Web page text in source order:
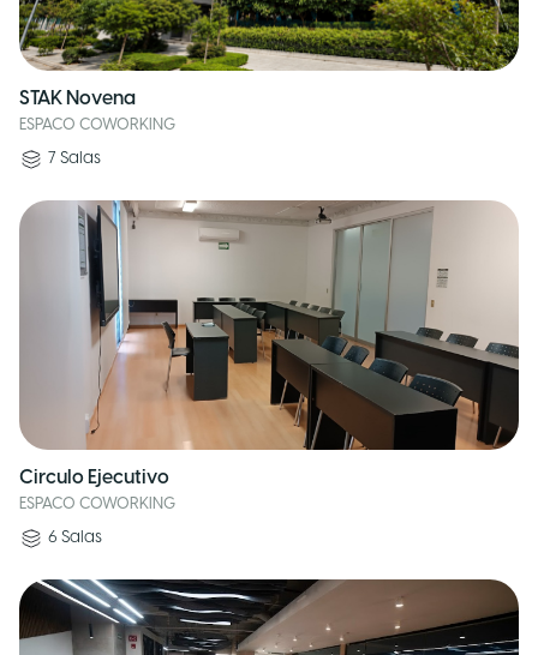
STAK Novena
ESPACO COWORKING
7 Salas
Circulo Ejecutivo
ESPACO COWORKING
6 Salas